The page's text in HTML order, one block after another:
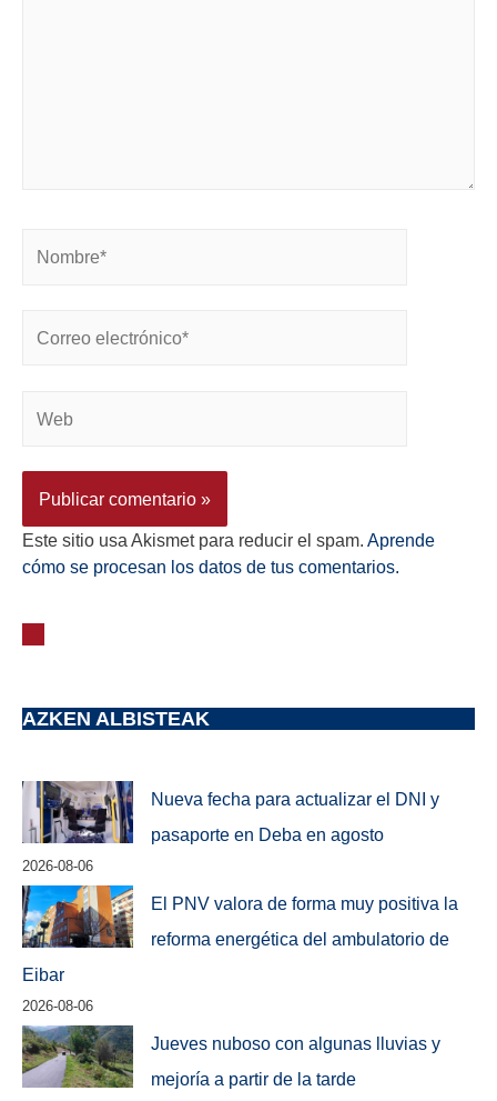
Este sitio usa Akismet para reducir el spam. Aprende
cómo se procesan los datos de tus comentarios.
AZKEN ALBISTEAK
Nueva fecha para actualizar el DNI y
pasaporte en Deba en agosto
2026-08-06
El PNV valora de forma muy positiva la
reforma energética del ambulatorio de
Eibar
2026-08-06
Jueves nuboso con algunas lluvias y
mejoría a partir de la tarde